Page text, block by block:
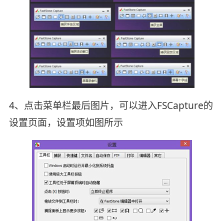
4、点击菜单栏最后图片，可以进入FSCapture的
设置页面，设置项如图所示